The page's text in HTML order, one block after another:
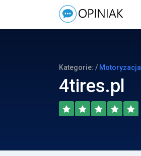
Kategorie: / Motoryzacja
4tires.pl